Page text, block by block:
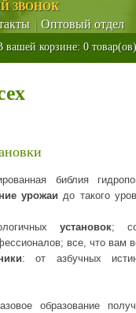
вашей корзине: 0 товар(ов)
ЗВОНОК
Оптовый отдел
библия
урожаи до такого
установок;
все, что вам
: от азбучных
образование